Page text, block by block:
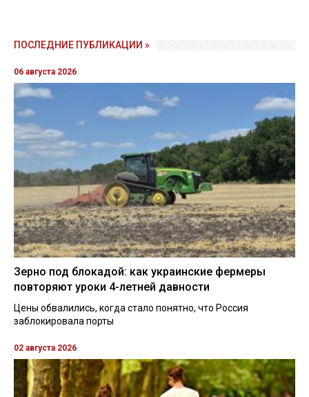
ПОСЛЕДНИЕ ПУБЛИКАЦИИ »
06 августа 2026
Зерно под блокадой: как украинские фермеры
повторяют уроки 4-летней давности
Цены обвалились, когда стало понятно, что Россия
заблокировала порты
02 августа 2026